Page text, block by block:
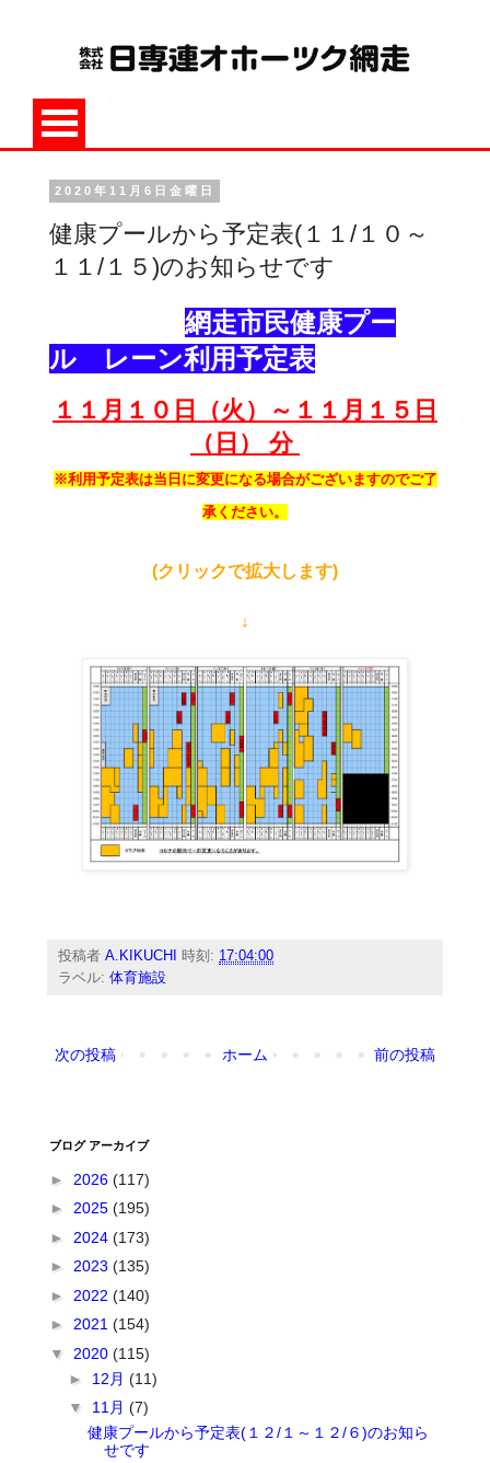
2020年11月6日金曜日
健康プールから予定表(１１/１０～
１１/１５)のお知らせです
網走市民健康プー
ル レーン利用予定表
１１月１０ 日（火）～１１月１５ 日
（日） 分
※利用予定表は当日に変更になる場合がございますのでご了
承ください。
(クリックで拡大します)
↓
投稿者A.KIKUCHI 時刻: 17:04:00
ラベル:体育施設
次の投稿 前の投稿
ホーム
ブログ アーカイブ
► 2026(117)
►2025(195)
► 2024(173)
►2023(135)
► 2022(140)
►2021(154)
▼ 2020(115)
► 12月(11)
▼ 11月(7)
健康プールから予定表(１２/１～１２/６)のお知ら
せです